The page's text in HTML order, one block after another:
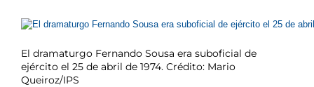
El dramaturgo Fernando Sousa era suboficial de
ejército el 25 de abril de 1974. Crédito: Mario
Queiroz/IPS